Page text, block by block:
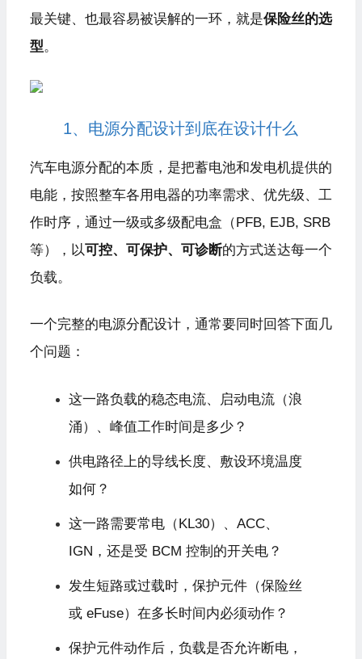
最关键、也最容易被误解的一环，就是保险丝的选
型。
1、电源分配设计到底在设计什么
汽车电源分配的本质，是把蓄电池和发电机提供的
电能，按照整车各用电器的功率需求、优先级、工
作时序，通过一级或多级配电盒（PFB, EJB, SRB
等），以可控、可保护、可诊断的方式送达每一个
负载。
一个完整的电源分配设计，通常要同时回答下面几
个问题：
这一路负载的稳态电流、启动电流（浪
涌）、峰值工作时间是多少？
供电路径上的导线长度、敷设环境温度
如何？
这一路需要常电（KL30）、ACC、
IGN，还是受 BCM 控制的开关电？
发生短路或过载时，保护元件（保险丝
或 eFuse）在多长时间内必须动作？
保护元件动作后，负载是否允许断电，